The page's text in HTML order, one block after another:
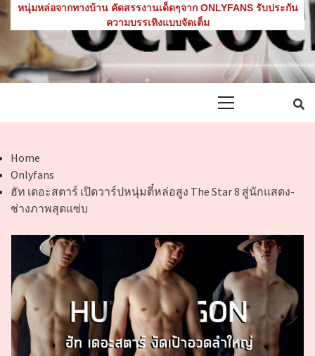
หนุ่มหล่อจากทางบ้าน คัดสรรงานเด็ดๆจาก ONLYFANS รับประกัน
ความบรรเทิงแบบจัดเต็ม
Home
Onlyfans
ฮัท เดอะสตาร์ เปิดวาร์ปหนุ่มตี๋หล่อสูง The Star 8 สู่นักแสดง-
ช่างภาพสุดแซ่บ